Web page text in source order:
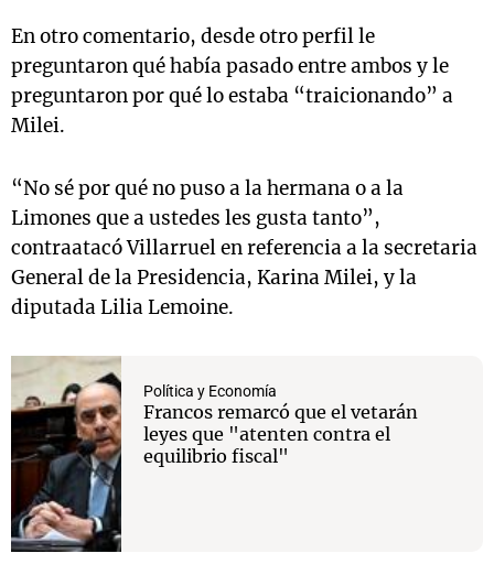
En otro comentario, desde otro perfil le
preguntaron qué había pasado entre ambos y le
preguntaron por qué lo estaba “traicionando” a
Milei.
“No sé por qué no puso a la hermana o a la
Limones que a ustedes les gusta tanto”,
contraatacó Villarruel en referencia a la secretaria
General de la Presidencia, Karina Milei, y la
diputada Lilia Lemoine.
Política y Economía
Francos remarcó que el vetarán
leyes que "atenten contra el
equilibrio fiscal"